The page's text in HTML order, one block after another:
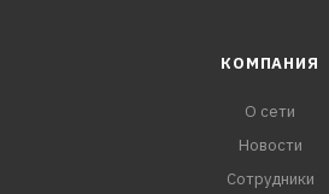
КОМПАНИЯ
О сети
Новости
Сотрудники